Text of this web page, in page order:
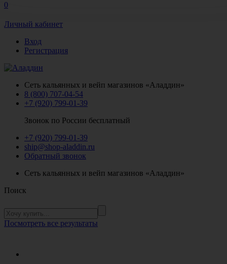
0
Личный кабинет
Вход
Регистрация
Сеть кальянных и вейп магазинов «Аладдин»
8 (800) 707-04-54
+7 (920) 799-01-39
Звонок по России бесплатный
+7 (920) 799-01-39
ship@shop-aladdin.ru
Обратный звонок
Сеть кальянных и вейп магазинов «Аладдин»
Поиск
Посмотреть все результаты